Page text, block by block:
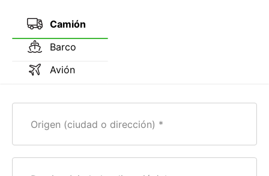
Camión
Barco
Avión
Origen (ciudad o dirección)